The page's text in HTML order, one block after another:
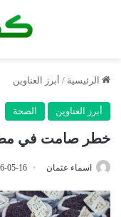
الرئيسية / أبرز العناوين
أبرز العناوين الصحة
خطر صامت في
اسماء عثمان 05-16